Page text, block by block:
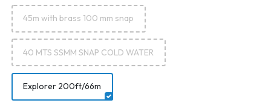
45m with brass 100 mm snap
40 MTS SSMM SNAP COLD WATER
Explorer 200ft/66m